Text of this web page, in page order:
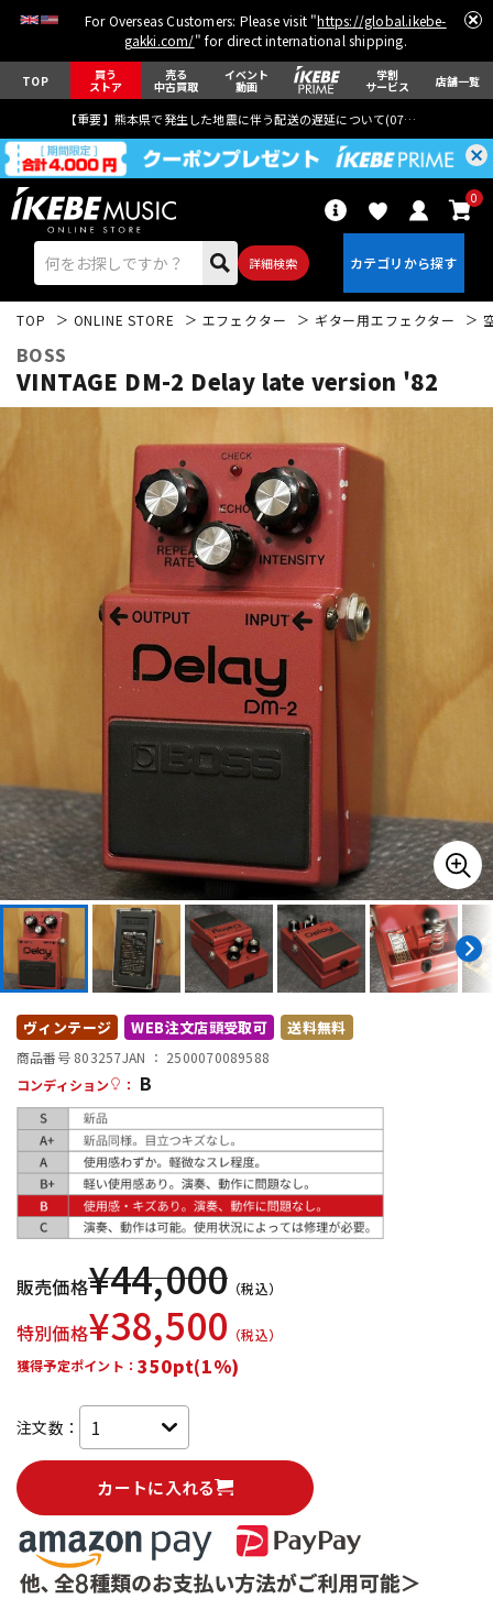
For Overseas Customers: Please visit "https://global.ikebe-
gakki.com/" for direct international shipping.
TOP 買う
ストア
売る
中古買取
イベント
動画
学割
サービス 店舗一覧
【重要】熊本県で発生した地震に伴う配送の遅延について(07月29日
詳細検索
0
エレキギター アコギ/エレアコ
ベース
ドラム パーカッション
キーボード 電子ピアノ
エフェクター
DJ機器 DTM
配信/ライブ機器
中古
TOP ONLINE STORE エフェクター ギター用エフェクター
BOSS
VINTAGE DM-2 Delay late version '82
ヴィンテージ WEB注文店頭受取可 送料無料
商品番号 803257JAN ： 2500070089588
コンディション
： B
販売価格¥44,000 （税込）
特別価格¥38,500 （税込）
獲得予定ポイント：350pt(1%)
注文数：
カートに入れる